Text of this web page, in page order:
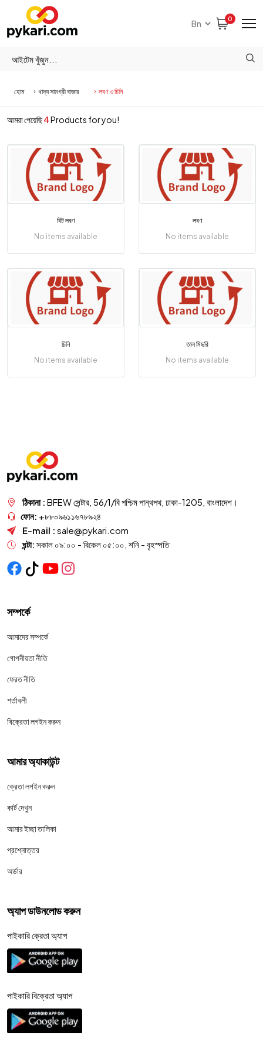
0
হোম খাদ্য সামগ্রী বাজার লবণ ও চিনি
আমরা পেয়েছি4Products for you!
বিট লবণ
No items available
লবণ
No items available
চিনি
No items available
তাল মিছরি
No items available
ঠিকানা : BFEW সেন্টার, 56/1/বি পশ্চিম পান্থপথ, ঢাকা-1205, বাংলাদেশ।
ফোন: +৮৮০৯৬১১৬৭৮৯২৪
E-mail : sale@pykari.com
ঘন্টা: সকাল ০৯:০০ - বিকেল ০৫:০০, শনি - বৃহস্পতি
সম্পর্কে
আমাদের সম্পর্কে
গোপনীয়তা নীতি
ফেরত নীতি
শর্তাবলী
বিক্রেতা লগইন করুন
আমার অ্যাকাউন্ট
ক্রেতা লগইন করুন
কার্ট দেখুন
আমার ইচ্ছা তালিকা
প্রশ্নোত্তর
অর্ডার
অ্যাপ ডাউনলোড করুন
পাইকারি ক্রেতা অ্যাপ
পাইকারি বিক্রেতা অ্যাপ